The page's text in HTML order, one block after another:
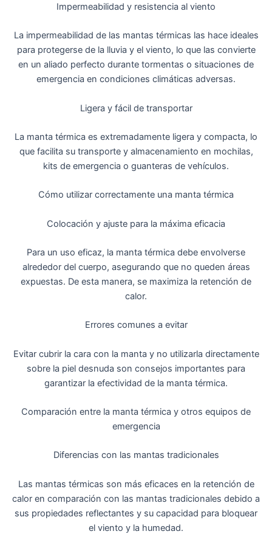
Impermeabilidad y resistencia al viento
La impermeabilidad de las mantas térmicas las hace ideales
para protegerse de la lluvia y el viento, lo que las convierte
en un aliado perfecto durante tormentas o situaciones de
emergencia en condiciones climáticas adversas.
Ligera y fácil de transportar
La manta térmica es extremadamente ligera y compacta, lo
que facilita su transporte y almacenamiento en mochilas,
kits de emergencia o guanteras de vehículos.
Cómo utilizar correctamente una manta térmica
Colocación y ajuste para la máxima eficacia
Para un uso eficaz, la manta térmica debe envolverse
alrededor del cuerpo, asegurando que no queden áreas
expuestas. De esta manera, se maximiza la retención de
calor.
Errores comunes a evitar
Evitar cubrir la cara con la manta y no utilizarla directamente
sobre la piel desnuda son consejos importantes para
garantizar la efectividad de la manta térmica.
Comparación entre la manta térmica y otros equipos de
emergencia
Diferencias con las mantas tradicionales
Las mantas térmicas son más eficaces en la retención de
calor en comparación con las mantas tradicionales debido a
sus propiedades reflectantes y su capacidad para bloquear
el viento y la humedad.